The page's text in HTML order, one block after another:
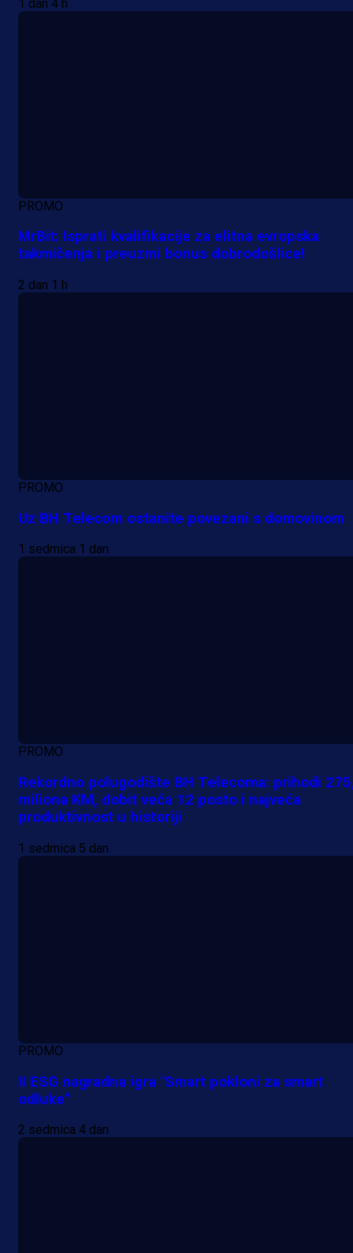
1 dan 4 h
PROMO
MrBit: Isprati kvalifikacije za elitna evropska
takmičenja i preuzmi bonus dobrodošlice!
2 dan 1 h
PROMO
Uz BH Telecom ostanite povezani s domovinom
1 sedmica 1 dan
PROMO
Rekordno polugodište BH Telecoma: prihodi
miliona KM, dobit veća 12 posto i najveća
produktivnost u historiji
1 sedmica 5 dan
PROMO
II ESG nagradna igra "Smart pokloni za smart
odluke"
2 sedmica 4 dan